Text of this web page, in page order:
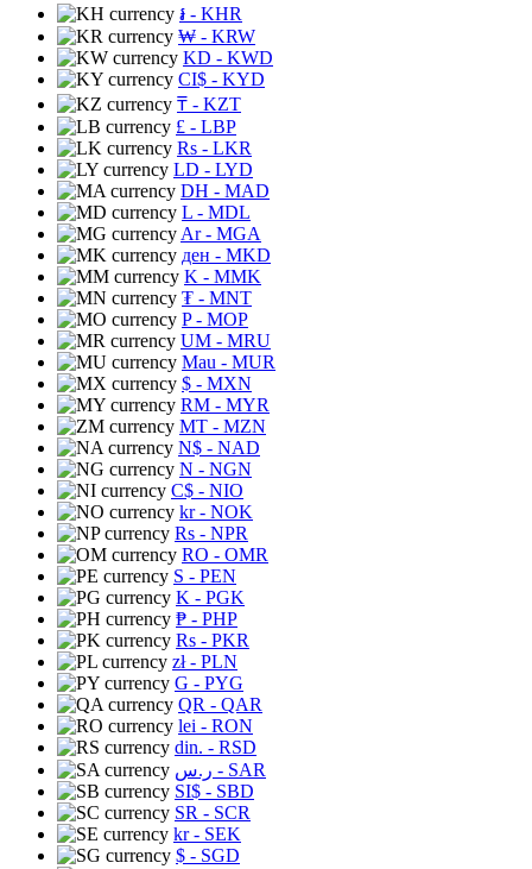
៛ - KHR
₩ - KRW
KD - KWD
CI$ - KYD
₸ - KZT
£ - LBP
Rs - LKR
LD - LYD
DH - MAD
L - MDL
Ar- MGA
ден - MKD
K - MMK
₮ - MNT
P- MOP
UM - MRU
Mau - MUR
$ - MXN
RM - MYR
MT - MZN
N$ - NAD
N - NGN
C$ - NIO
kr- NOK
Rs - NPR
RO - OMR
S - PEN
K - PGK
₱ - PHP
Rs - PKR
zł- PLN
G - PYG
QR - QAR
lei - RON
din. - RSD
ر.س - SAR
SI$ - SBD
SR - SCR
kr- SEK
$ - SGD